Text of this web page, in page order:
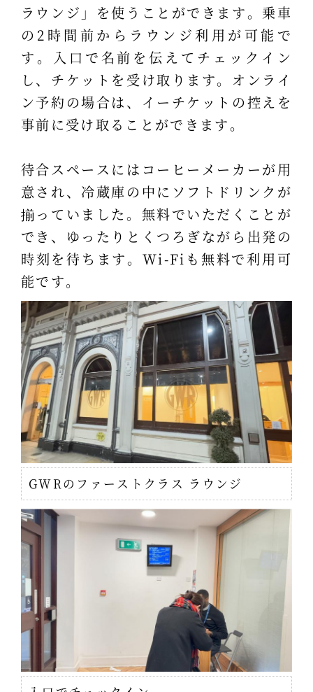
ラウンジ」を使うことができます。乗車
の2時間前からラウンジ利用が可能で
す。入口で名前を伝えてチェックイン
し、チケットを受け取ります。オンライ
ン予約の場合は、イーチケットの控えを
事前に受け取ることができます。
待合スペースにはコーヒーメーカーが用
意され、冷蔵庫の中にソフトドリンクが
揃っていました。無料でいただくことが
でき、ゆったりとくつろぎながら出発の
時刻を待ちます。Wi-Fiも無料で利用可
能です。
GWRのファーストクラス ラウンジ